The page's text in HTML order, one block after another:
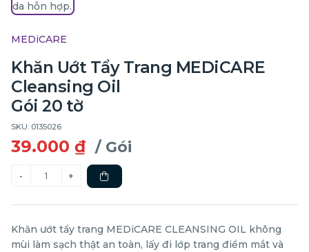
MEDiCARE
Khăn Uớt Tẩy Trang MEDiCARE
Cleansing Oil
Gói 20 tờ
SKU: 0135026
39.000 ₫ / Gói
Khăn ướt tẩy trang MEDiCARE CLEANSING OIL không
mùi làm sạch thật an toàn, lấy đi lớp trang điểm mắt và